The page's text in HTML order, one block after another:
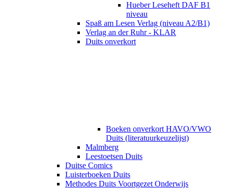
Hueber Leseheft DAF B1
niveau
Spaß am Lesen Verlag (niveau A2/B1)
Verlag an der Ruhr - KLAR
Duits onverkort
Boeken onverkort HAVO/VWO
Duits (literatuurkeuzelijst)
Malmberg
Leestoetsen Duits
Duitse Comics
Luisterboeken Duits
Methodes Duits Voortgezet Onderwijs